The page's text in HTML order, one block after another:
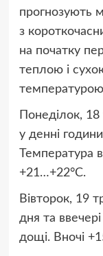
прогнозують
з
на початку
теплою і
температурою
Понеділок,
у денні
Температура
+21…+22°C.
Вівторок, 19
дня та
дощі. Вночі